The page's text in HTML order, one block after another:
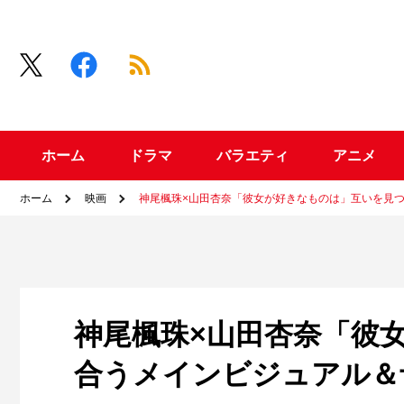
ホーム ドラマ バラエティ アニメ
ホーム 映画 神尾楓珠×山田杏奈「彼女が好きなものは」互いを見
神尾楓珠×山田杏奈「彼
合うメインビジュアル